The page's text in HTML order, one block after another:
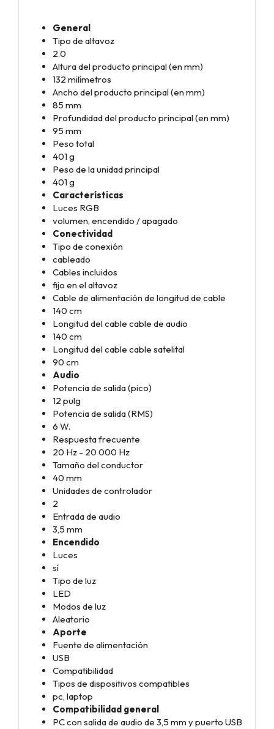
General
Tipo de altavoz
2.0
Altura del producto principal (en mm)
132 milímetros
Ancho del producto principal (en mm)
85 mm
Profundidad del producto principal (en mm)
95 mm
Peso total
401 g
Peso de la unidad principal
401 g
Características
Luces RGB
volumen, encendido / apagado
Conectividad
Tipo de conexión
cableado
Cables incluidos
fijo en el altavoz
Cable de alimentación de longitud de cable
140 cm
Longitud del cable cable de audio
140 cm
Longitud del cable cable satelital
90 cm
Audio
Potencia de salida (pico)
12 pulg
Potencia de salida (RMS)
6 W.
Respuesta frecuente
20 Hz - 20 000 Hz
Tamaño del conductor
40 mm
Unidades de controlador
2
Entrada de audio
3,5 mm
Encendido
Luces
sí
Tipo de luz
LED
Modos de luz
Aleatorio
Aporte
Fuente de alimentación
USB
Compatibilidad
Tipos de dispositivos compatibles
pc, laptop
Compatibilidad general
PC con salida de audio de 3,5 mm y puerto USB